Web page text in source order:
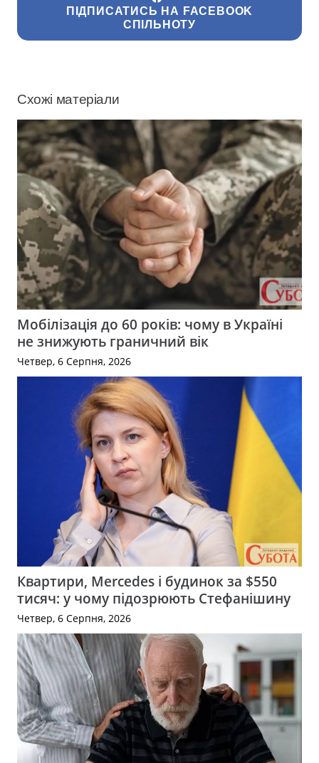
ПІДПИСАТИСЬ НА FACEBOOK
СПІЛЬНОТУ
Схожі матеріали
Мобілізація до 60 років: чому в Україні
не знижують граничний вік
Четвер, 6 Серпня, 2026
Квартири, Mercedes і будинок за $550
тисяч: у чому підозрюють Стефанішину
Четвер, 6 Серпня, 2026